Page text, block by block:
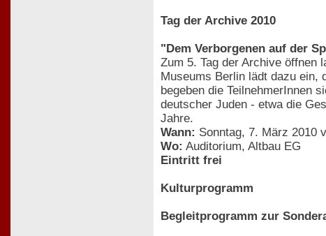
Tag der Archive 2010
"Dem Verborgenen auf der
Zum 5. Tag der Archive öffnen
Museums Berlin lädt dazu ein,
begeben die TeilnehmerInnen
deutscher Juden - etwa die
Jahre.
Wann: Sonntag, 7. März 2010
Wo: Auditorium, Altbau EG
Eintritt frei
Kulturprogramm
Begleitprogramm zur